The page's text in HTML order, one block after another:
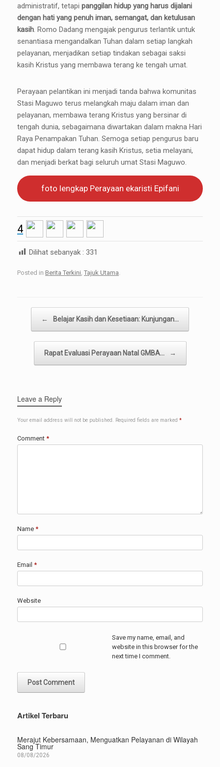
administratif, tetapi panggilan hidup yang harus dijalani
dengan hati yang penuh iman, semangat, dan ketulusan
kasih . Romo Dadang mengajak pengurus terlantik untuk
senantiasa mengandalkan Tuhan dalam setiap langkah
pelayanan, menjadikan setiap tindakan sebagai saksi
kasih Kristus yang membawa terang ke tengah umat.
Perayaan pelantikan ini menjadi tanda bahwa komunitas
Stasi Maguwo terus melangkah maju dalam iman dan
pelayanan, membawa terang Kristus yang bersinar di
tengah dunia, sebagaimana diwartakan dalam makna Hari
Raya Penampakan Tuhan. Semoga setiap pengurus baru
dapat hidup dalam terang kasih Kristus, setia melayani,
dan menjadi berkat bagi seluruh umat Stasi Maguwo.
foto lengkap Perayaan ekaristi Epifani
4
Dilihat sebanyak : 331
Posted in Berita Terkini Tajuk Utama
← Belajar Kasih dan Kesetiaan: Kunjungan…
Rapat Evaluasi Perayaan Natal GMBA… →
Leave a Reply
Your email address will not be published. Required fields are marked *
Comment *
Name *
Email *
Website
Save my name, email, and
website in this browser for the
next time I comment.
Artikel Terbaru
Merajut Kebersamaan, Menguatkan Pelayanan di Wilayah
Sang Timur
08/08/2026